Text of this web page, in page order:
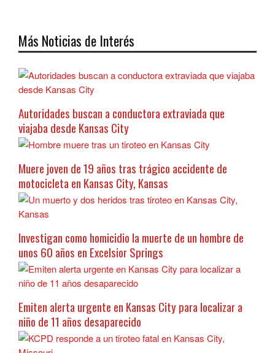
Más Noticias de Interés
Autoridades buscan a conductora extraviada que
viajaba desde Kansas City
Muere joven de 19 años tras trágico accidente de
motocicleta en Kansas City, Kansas
Investigan como homicidio la muerte de un hombre de
unos 60 años en Excelsior Springs
Emiten alerta urgente en Kansas City para localizar a
niño de 11 años desaparecido